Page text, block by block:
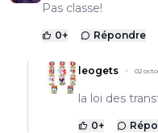
Pas classe!
0+ Répondre
leogets 02
la loi des
0+